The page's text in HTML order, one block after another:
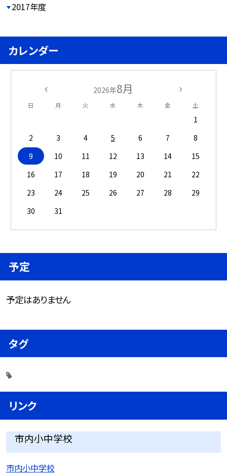
2017年度
カレンダー
2026年8月
日 月 火 水 木 金 土
1
2
3 4 5 6 7
8
9
10 11 12 13 14
15
16
17 18 19 20 21
22
23
24 25 26 27 28
29
30
31
予定
予定はありません
タグ
リンク
市内小中学校
市内小中学校